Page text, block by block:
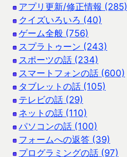
アプリ更新/修正情報 (285)
クイズいろいろ (40)
ゲーム全般 (756)
スプラトゥーン (243)
スポーツの話 (234)
スマートフォンの話 (600)
タブレットの話 (105)
テレビの話 (29)
ネットの話 (110)
パソコンの話 (100)
フォームへの返答 (39)
プログラミングの話 (97)